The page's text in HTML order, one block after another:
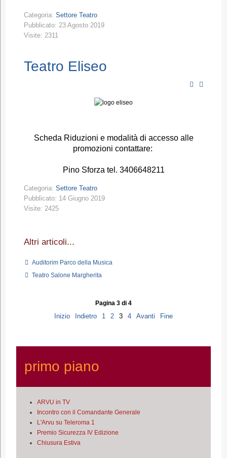
Categoria: Settore Teatro
Pubblicato: 23 Agosto 2019
Visite: 2311
Teatro Eliseo
Scheda Riduzioni e modalità di accesso alle
promozioni contattare:
Pino Sforza tel. 3406648211
Categoria: Settore Teatro
Pubblicato: 14 Giugno 2019
Visite: 2425
Altri articoli...
Auditorim Parco della Musica
Teatro Salone Margherita
Pagina 3 di 4
Inizio Indietro 1 2 3 4 Avanti Fine
primo piano
ARVU in TV
Incontro con il Comandante Generale
L'Arvu su Teleroma 1
Premio Sicurezza IV Edizione
Chiusura Estiva